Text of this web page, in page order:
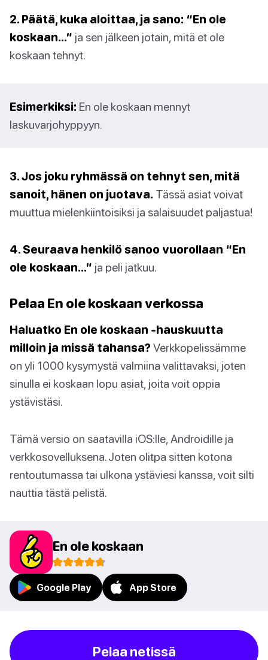
2. Päätä, kuka aloittaa, ja sano: “En ole
koskaan…” ja sen jälkeen jotain, mitä et ole
koskaan tehnyt.
Esimerkiksi: En ole koskaan mennyt
laskuvarjohyppyyn.
3. Jos joku ryhmässä on tehnyt sen, mitä
sanoit, hänen on juotava. Tässä asiat voivat
muuttua mielenkiintoisiksi ja salaisuudet paljastua!
4. Seuraava henkilö sanoo vuorollaan “En
ole koskaan…” ja peli jatkuu.
Pelaa En ole koskaan verkossa
Haluatko En ole koskaan -hauskuutta
milloin ja missä tahansa?Verkkopelissämme
on yli 1000 kysymystä valmiina valittavaksi, joten
sinulla ei koskaan lopu asiat, joita voit oppia
ystävistäsi.
Tämä versio on saatavilla iOS:lle, Androidille ja
verkkosovelluksena. Joten olitpa sitten kotona
rentoutumassa tai ulkona ystäviesi kanssa, voit silti
nauttia tästä pelistä.
En ole koskaan
Google Play App Store
Pelaa netissä